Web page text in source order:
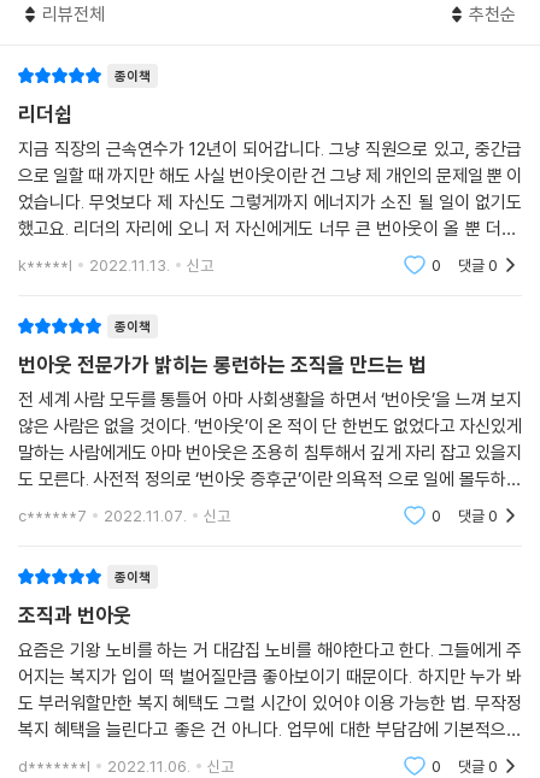
이들은 또한 “행복한 사람들은 결근과 같은 회피 행동을 할 가능성이 낮고
인 직장 생활을 누린다”라고 밝혔다. 직원들의안녕감이 성공과 인과관계
에 놓여 있음을 생각할 때, 리더들은 거기에 알맞은 리더십을 발휘하지 않
을 수 없다. 안녕감을 우선순위로 삼으면 번아웃이 급격히 줄어들 것이다.
간단한 방정식이다. 인간 중심 전략의 강화는 곧 전체 조직의 성공과 번아
웃 감소로 이어진다. 좋은 의도가 진정성 있는 행동과 합쳐지면 번아웃을
성공적으로 예방할 수 있다.
--- p.183
조직 내에서 리더는 열린 마음으로 열의를 다해 휴가를 써야 한다. 쉬는 동
서 자리를 비운 기간 내내 이메일에 답장을 계속해서는 안 된다. 로라 주르
지와 케이틀린 울리는 ‘휴가 때 일하지 마세요. 진심으로’라는 기사에서 코
로나19 위기로 인해 “우리가 일하는 방식과 때가 근본적으로 달라지고 있
다”라고 썼다. 증거가 말해주듯 코로나19 위기 중 주말과 휴일에 일하는
사람이 더 늘어나면서, 고용주와 직원 모두에게 막대한 비용이 발생하고
있다.
경영진에 대한 신뢰가 있으면 직원들은 건강관리 기술, 웨어러블 기기, 앱
이나 다른 가상 및 대면 서비스가 자신에게 도움을 주려는 목적임을 쉽게
이해한다. 리더들의 숨은 동기를 의심하지 않고 선의로 받아들이는 것이
다. 경영진이 직원들의 이익을 최우선에 둔다고 믿기 때문에 이러한 도구
의 혜택을 온전히 누린다. 또한 도구를 더 잘 사용할 수 있도록 지원받는다
에서도 자기만의 효과적인 방법을 찾는 데 도움이 될 것이다”라고 말했다.
번아웃의 원인과 예방법, 그리고 지속 가능한 성장 도구까지
번아웃을 완전히 다시 생각하는 방법에 관한 책
번아웃은 팬데믹 이전에도 심각한 문제였지만, 코로나 19는 이 모든 상황
을 악화시키며 이 문제에 거대한 스포트라이트를 비췄다. 저자는 번아웃
연구의 세계적 권위자인 크리스티나 매슬랙, 마이클 라이터, 데이비드 화
이트 사이드와 함께 [하버드비즈니스리뷰]의 지원을 받아 팬데믹이 직장
내 안녕과 번아웃에 끼치는 영향을 연구했다. 그 결과 응답자의 85퍼센트
형을 맞추지 못했다고 느꼈다. 제니퍼 모스는 번아웃의 근본 원인으로 과
도한 업무량, 통제력 상실, 보상 또는 인정 부족, 빈약한 인간관계, 공정성
결여, 가치관 불일치를 꼽는다. 그리고 이러한 원인을 파악하고 선제적으
로 대처한다면 번아웃이 오기 전에 미리 손을 쓸 수 있다고 말한다. 모스는
번아웃이 조직 수준의 개입이 필요한 조직적인 문제임을 강조하며, 연구를
통해 축적한 방대한 양의 정성적 데이터를 토대로 각각의 근본 원인과 관
련된 사례를 분석해 이를 해결할 전략, 조언과 해결책을 아낌없이 제시한
다. 또한 만성 스트레스와 정신질환이 업무에 끼치는 영향을 밝히고(49
는 활동으로 여기도록 하는 잡 크래프팅 등의 방안을 소개한다(65쪽). 또
한 자격 과잉 인재가 넘치는 현실과 이를 통제하기 위한 실질적인 대처 방
안으로 구체적인 훈련 계획이 포함된 전략을 수립하고, 그들을 위한 계획
이 마련되어 있음을 수시로 전달하며, 목표를 현실화하라고 말한다.
번아웃 문제를 해결하고 싶다면 무엇보다 “번아웃은 사람 문제가 아니라
조직 문제”라는 진리를 되새기고 받아들여야 한다. 요가, 휴가, 웰니스 기
리뷰전체 추천순
종이책
리더쉽
지금 직장의 근속연수가 12년이 되어갑니다. 그냥 직원으로 있고, 중간급
으로 일할 때 까지만 해도 사실 번아웃이란 건 그냥 제 개인의 문제일 뿐 이
었습니다. 무엇보다 제 자신도 그렇게까지 에너지가 소진 될 일이 없기도
했고요. 리더의 자리에 오니 저 자신에게도 너무 큰 번아웃이 올 뿐 더러,
팀 내에 이런 번아웃이 만연하다는 걸 느꼈습니다. 이 조직에서 그냥 벗어
k*****l 2022.11.13. 신고 0 댓글0
종이책
번아웃 전문가가 밝히는 롱런하는 조직을 만드는 법
전 세계 사람 모두를 통틀어 아마 사회생활을 하면서 ‘번아웃’을 느껴 보지
않은 사람은 없을 것이다. ‘번아웃’이 온 적이 단 한번도 없었다고 자신있게
말하는 사람에게도 아마 번아웃은 조용히 침투해서 깊게 자리 잡고 있을지
도 모른다. 사전적 정의로 ‘번아웃 증후군’이란 의욕적 으로 일에 몰두하던
사람이 극도의 신체적, 정신적 피로감을 호소하며 무기력해지는 현상을 뜻
c******7 2022.11.07. 신고 0 댓글0
종이책
조직과 번아웃
요즘은 기왕 노비를 하는 거 대감집 노비를 해야한다고 한다. 그들에게 주
어지는 복지가 입이 떡 벌어질만큼 좋아보이기 때문이다. 하지만 누가 봐
도 부러워할만한 복지 혜택도 그럴 시간이 있어야 이용 가능한 법. 무작정
복지 혜택을 늘린다고 좋은 건 아니다. 업무에 대한 부담감에 기본적으로
주어지는 정당한 휴가조차 눈치를 보는 직원들도 있다. 그들이 복지를 이
d*******l 2022.11.06. 신고 0 댓글0